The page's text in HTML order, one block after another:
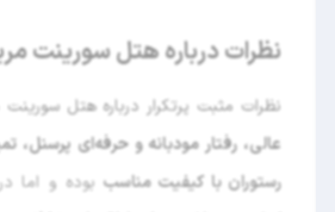
نظرات درباره هتل سورینت
نظرات مثبت پرتکرار درباره هتل سورینت
عالی، رفتار مودبانه و حرفه‌ای پرسنل،
رستوران با کیفیت مناسب بوده و اما